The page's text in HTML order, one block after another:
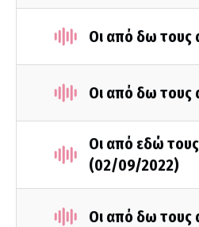
Οι από δω τους
Οι από δω τους
Οι από εδώ
(02/09/2022)
Οι από δω τους